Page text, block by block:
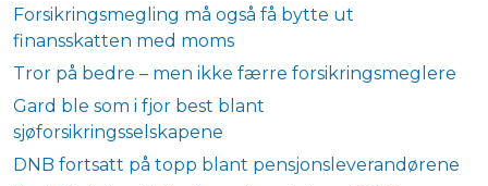
Forsikringsmegling må også få bytte ut
finansskatten med moms
Tror på bedre – men ikke færre forsikringsmeglere
Gard ble som i fjor best blant
sjøforsikringsselskapene
DNB fortsatt på topp blant pensjonsleverandørene